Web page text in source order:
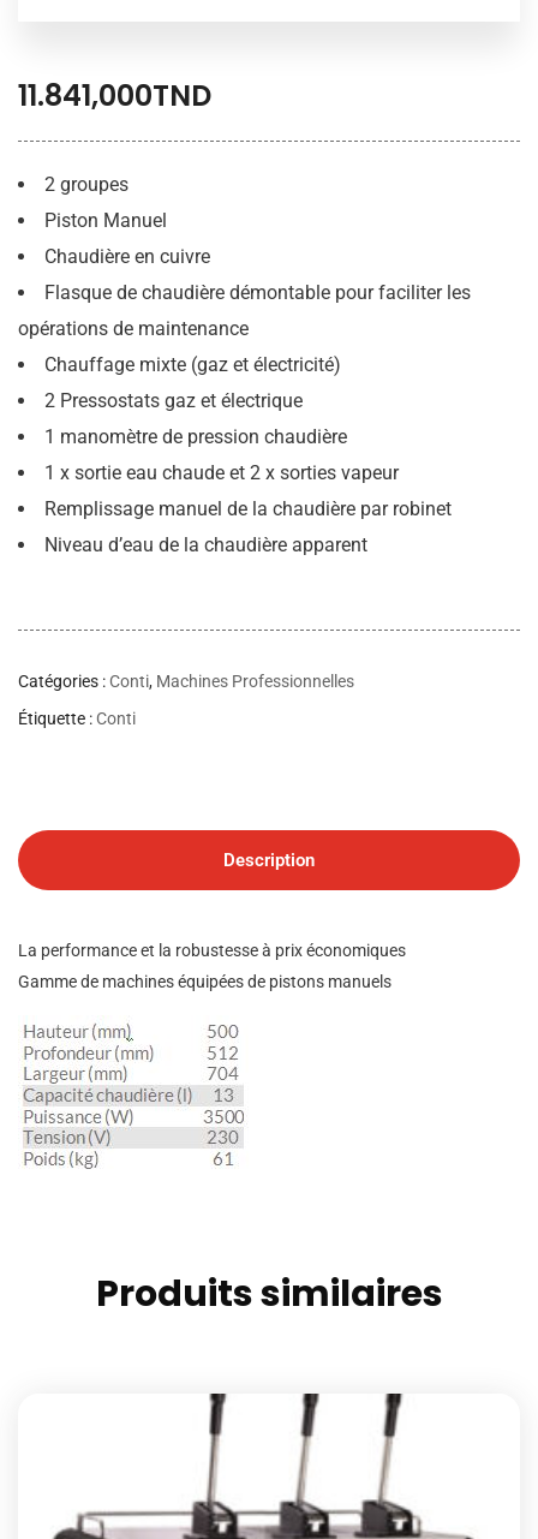
11.841,000TND
2 groupes
Piston Manuel
Chaudière en cuivre
Flasque de chaudière démontable pour faciliter les
opérations de maintenance
Chauffage mixte (gaz et électricité)
2 Pressostats gaz et électrique
1 manomètre de pression chaudière
1 x sortie eau chaude et 2 x sorties vapeur
Remplissage manuel de la chaudière par robinet
Niveau d’eau de la chaudière apparent
Catégories :Conti, Machines Professionnelles
Étiquette :Conti
Description
La performance et la robustesse à prix économiques
Gamme de machines équipées de pistons manuels
Produits similaires